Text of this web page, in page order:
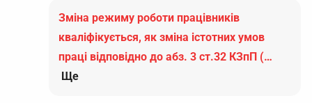
Зміна режиму роботи працівників
кваліфікується, як зміна істотних умов
праці відповідно до абз. 3 ст.32 КЗпП (…
Ще